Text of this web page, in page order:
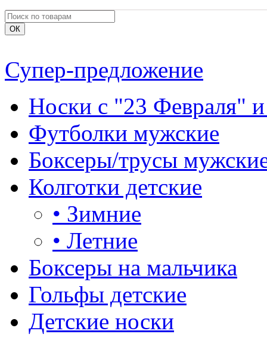
Супер-предложение
Носки с "23 Февраля"
Футболки мужские
Боксеры/трусы
Колготки детские
• Зимние
• Летние
Боксеры на мальчика
Гольфы детские
Детские носки